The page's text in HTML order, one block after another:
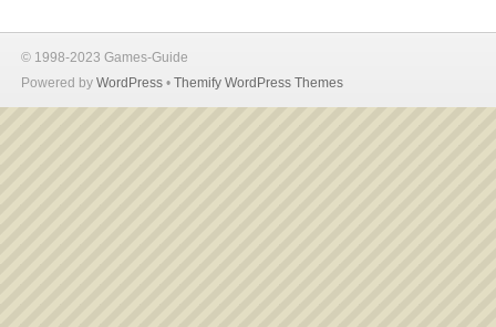
© 1998-2023 Games-Guide
Powered by WordPress • Themify WordPress Themes